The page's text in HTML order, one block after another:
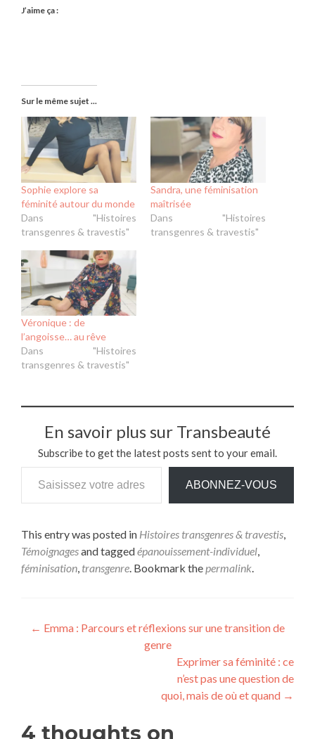
J’aime ça :
Sur le même sujet ...
Sophie explore sa
féminité autour du monde
Dans "Histoires
transgenres & travestis"
Sandra, une féminisation
maîtrisée
Dans "Histoires
transgenres & travestis"
Véronique : de
l’angoisse… au rêve
Dans "Histoires
transgenres & travestis"
En savoir plus sur Transbeauté
Subscribe to get the latest posts sent to your email.
ABONNEZ-VOUS
This entry was posted in Histoires transgenres & travestis,
Témoignagesand taggedépanouissement-individuel,
féminisation, transgenre. Bookmark thepermalink.
← Emma : Parcours et réflexions sur une transition de
genre
Exprimer sa féminité : ce
n’est pas une question de
quoi, mais de où et quand →
4 thoughts on